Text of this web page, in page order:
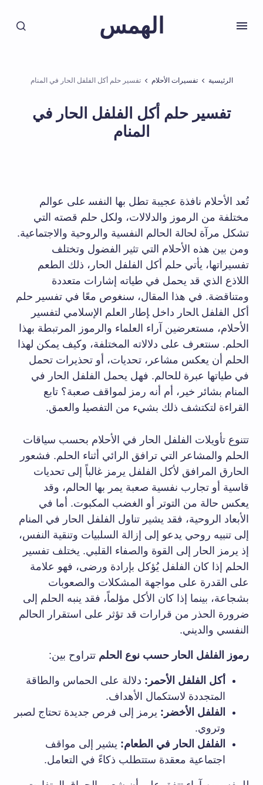
الهمس
الرئيسية تفسيرات الأحلام تفسير حلم أكل الفلفل الحار في المنام
تفسير حلم أكل الفلفل الحار في
المنام
تُعد الأحلام⁢ نافذة عجيبة تطل بها النفس‍ على⁤ عوالم
⁣مختلفة من الرموز والدلالات، ولكل حلم‌ قصته التي
تشكل مرآة⁢ لحالة الحالم النفسية ⁣والروحية والاجتماعية.
ومن بين هذه الأحلام التي تثير الفضول وتختلف
تفسيراتها، يأتي حلم ​أكل الفلفل الحار، ذلك الطعم
اللاذع الذي قد يحمل في ⁢طياته إشارات متعددة
ومتناقضة. في ‌هذا المقال، سنغوص معًا في تفسير حلم
أكل الفلفل ‍الحار داخل ‍إطار العلم الإسلامي لتفسير
الأحلام،⁤ مستعرضين آراء العلماء والرموز المرتبطة بهذا
الحلم.⁣ سنتعرف على دلالاته المختلفة، وكيف يمكن لهذا
الحلم أن يعكس مشاعر،⁤ تحديات، أو تحذيرات تحمل
في طياتها⁣ عبرة للحالم. فهل يحمل ⁣الفلفل الحار في
المنام بشائر خير، أم أنه رمز لمواقف صعبة؟ تابع
القراءة لتكتشف ذلك بشيء من التفصيل‍ والعمق.
تتنوع⁢ تأويلات الفلفل الحار في الأحلام بحسب ⁣سياقات
الحلم والمشاعر التي ترافق الرائي أثناء الحلم. فشعور
الحارق المرافق لأكل الفلفل يرمز​ غالباً إلى تحديات
قاسية أو⁤ تجارب ⁣نفسية‌ صعبة يمر بها الحالم، وقد
يعكس حالة من التوتر أو الغضب المكبوت. أما في
الأبعاد ⁤الروحية، فقد ⁤يشير تناول الفلفل الحار في⁢ المنام
إلى تنبيه روحي يدعو إلى إزالة السلبيات وتنقية النفس،
إذ يرمز الحار إلى القوة والصفاء القلبي. يختلف تفسير
الحلم إذا كان الفلفل يُؤكل بإرادة ورضى، فهو علامة
على القدرة‌ على مواجهة المشكلات والصعوبات‌
بشجاعة، بينما إذا كان الأكل مؤلماً، فقد ينبه‌ الحلم إلى
ضرورة الحذر من قرارات ⁣قد تؤثر على استقرار الحالم
النفسي والديني.
رموز الفلفل الحار حسب ⁢نوع الحلم تتراوح بين:
أكل الفلفل الأحمر: دلالة على الحماس والطاقة
المتجددة⁣ لاستكمال الأهداف.
الفلفل الأخضر: يرمز إلى فرص جديدة تحتاج لصبر
وتروي.
الفلفل الحار في الطعام: يشير إلى مواقف
اجتماعية معقدة ستتطلب ذكاءً في التعامل.